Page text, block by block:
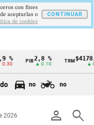
PIB2,8 %
▲ 0.10
TRM
▲
no no
person search
2026
con fines
aceptarlas o
de cookies
CONTINUAR